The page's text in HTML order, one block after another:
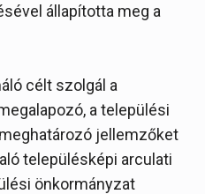
állapította meg a
célt szolgál a
a települési
jellemzőket
településképi arculati
önkormányzat